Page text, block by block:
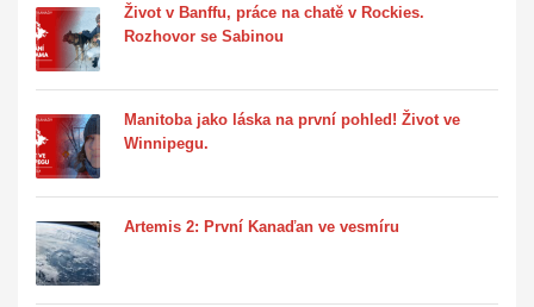
Život v Banffu, práce na chatě v Rockies.
Rozhovor se Sabinou
Manitoba jako láska na první pohled! Život ve
Winnipegu.
Artemis 2: První Kanaďan ve vesmíru